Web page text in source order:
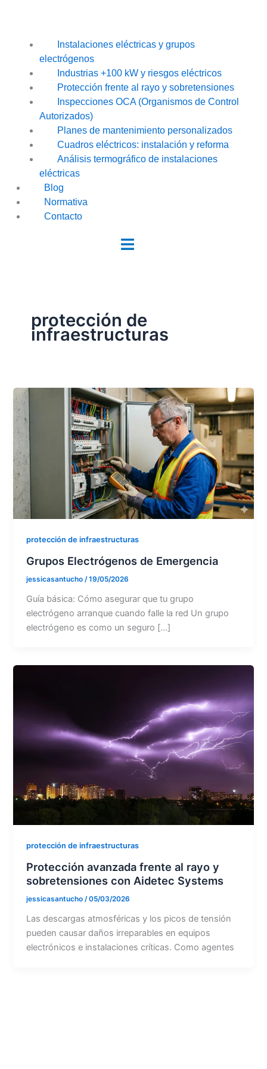
Instalaciones eléctricas y grupos
electrógenos
Industrias +100 kW y riesgos eléctricos
Protección frente al rayo y sobretensiones
Inspecciones OCA (Organismos de Control
Autorizados)
Planes de mantenimiento personalizados
Cuadros eléctricos: instalación y reforma
Análisis termográfico de instalaciones
eléctricas
Blog
Normativa
Contacto
protección de
infraestructuras
protección de infraestructuras
Grupos Electrógenos de Emergencia
jessicasantucho /19/05/2026
Guía básica: Cómo asegurar que tu grupo
electrógeno arranque cuando falle la red Un grupo
electrógeno es como un seguro […]
protección de infraestructuras
Protección avanzada frente al rayo y
sobretensiones con Aidetec Systems
jessicasantucho/05/03/2026
Las descargas atmosféricas y los picos de tensión
pueden causar daños irreparables en equipos
electrónicos e instalaciones críticas. Como agentes